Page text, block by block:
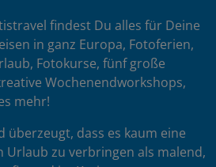
findest Du alles für Deine
in ganz Europa, Fotoferien,
Fotokurse, fünf große
Wochenendworkshops,
mehr!
überzeugt, dass es kaum eine
Urlaub zu verbringen als malend,